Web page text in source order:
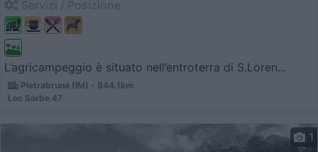
L’agricampeggio è situato nell’entroterra di S.Loren...
Pietrabruna (IM) - 844.1km
Loc Sorbe 47
1